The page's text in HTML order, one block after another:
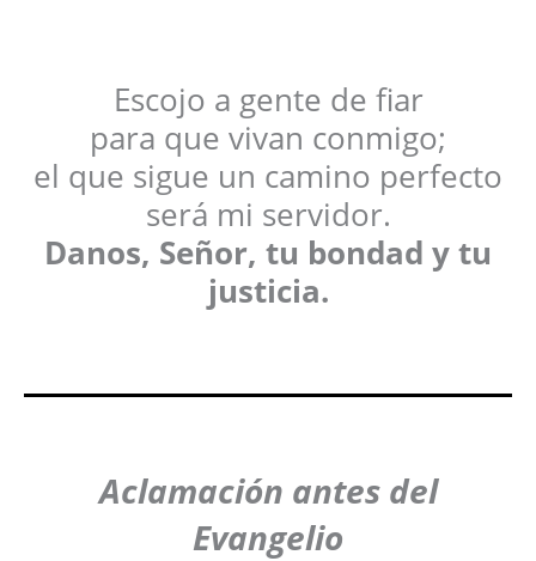
Escojo a gente de fiar
para que vivan conmigo;
el que sigue un camino perfecto
será mi servidor.
Danos, Señor, tu bondad y tu
justicia.
Aclamación antes del
Evangelio